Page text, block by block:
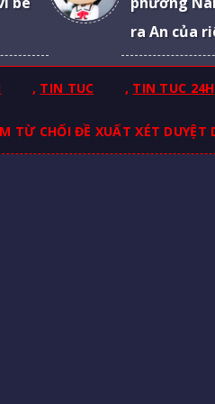
ra An của
, TIN TUC , TIN TUC 24H
TỪ CHỐI ĐỀ XUẤT XÉT DUYỆT